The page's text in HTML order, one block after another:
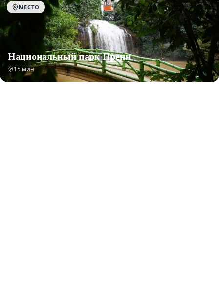
МЕСТО
Национальный парк Пренн
15 мин